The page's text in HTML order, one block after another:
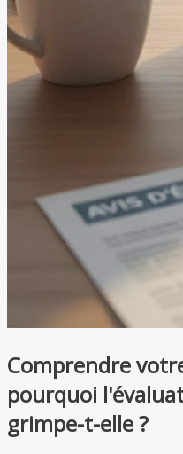
Comprendre
pourquoi
grimpe-t-elle ?